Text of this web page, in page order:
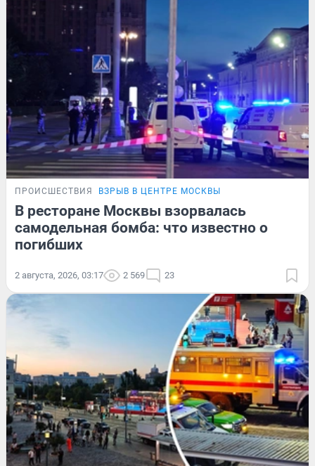
ПРОИСШЕСТВИЯ ВЗРЫВ В ЦЕНТРЕ МОСКВЫ
В ресторане Москвы взорвалась
самодельная бомба: что известно о
погибших
2 августа, 2026, 03:17 2 569 23